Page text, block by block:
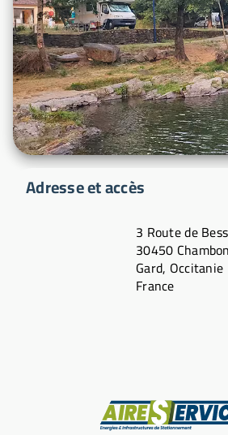
Adresse et accès
3 Route de
30450 Chambon
Gard, Occitanie
France